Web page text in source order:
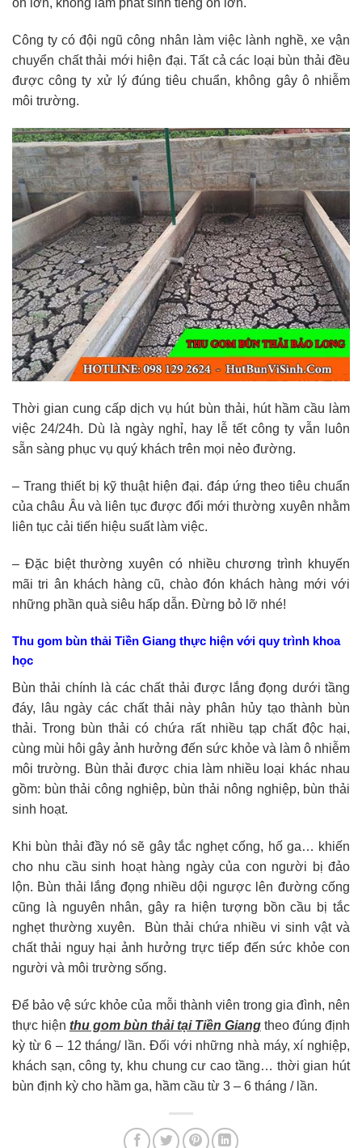
ồn lớn, không làm phát sinh tiếng ồn lớn.
Công ty có đội ngũ công nhân làm việc lành nghề, xe vận
chuyển chất thải mới hiện đại. Tất cả các loại bùn thải đều
được công ty xử lý đúng tiêu chuẩn, không gây ô nhiễm
môi trường.
Thời gian cung cấp dịch vụ hút bùn thải, hút hầm cầu làm
việc 24/24h. Dù là ngày nghỉ, hay lễ tết công ty vẫn luôn
sẵn sàng phục vụ quý khách trên mọi nẻo đường.
– Trang thiết bị kỹ thuật hiện đại. đáp ứng theo tiêu chuẩn
của châu Âu và liên tục được đổi mới thường xuyên nhằm
liên tục cải tiến hiệu suất làm việc.
– Đặc biệt thường xuyên có nhiều chương trình khuyến
mãi tri ân khách hàng cũ, chào đón khách hàng mới với
những phần quà siêu hấp dẫn. Đừng bỏ lỡ nhé!
Thu gom bùn thải Tiền Giang thực hiện với quy trình khoa
học
Bùn thải chính là các chất thải được lắng đọng dưới tầng
đáy, lâu ngày các chất thải này phân hủy tạo thành bùn
thải. Trong bùn thải có chứa rất nhiều tạp chất độc hại,
cùng mùi hôi gây ảnh hưởng đến sức khỏe và làm ô nhiễm
môi trường. Bùn thải được chia làm nhiều loại khác nhau
gồm: bùn thải công nghiệp, bùn thải nông nghiệp, bùn thải
sinh hoạt.
Khi bùn thải đầy nó sẽ gây tắc nghẹt cống, hố ga… khiến
cho nhu cầu sinh hoạt hàng ngày của con người bị đảo
lộn. Bùn thải lắng đọng nhiều dội ngược lên đường cống
cũng là nguyên nhân, gây ra hiện tượng bồn cầu bị tắc
nghẹt thường xuyên. Bùn thải chứa nhiều vi sinh vật và
chất thải nguy hại ảnh hưởng trực tiếp đến sức khỏe con
người và môi trường sống.
Để bảo vệ sức khỏe của mỗi thành viên trong gia đình, nên
thực hiện thu gom bùn thải tại Tiền Giang theo đúng định
kỳ từ 6 – 12 tháng/ lần. Đối với những nhà máy, xí nghiệp,
khách sạn, công ty, khu chung cư cao tầng… thời gian hút
bùn định kỳ cho hầm ga, hầm cầu từ 3 – 6 tháng / lần.